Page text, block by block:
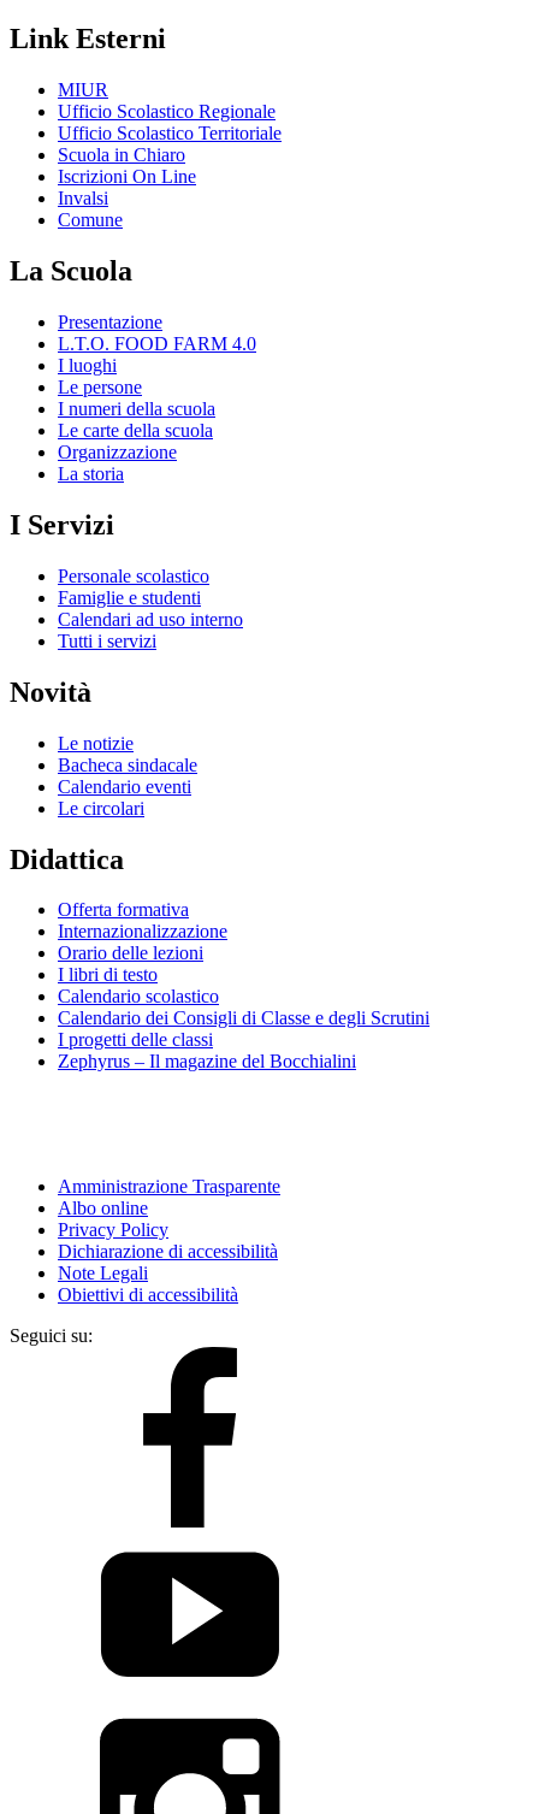
Link Esterni
MIUR
Ufficio Scolastico Regionale
Ufficio Scolastico Territoriale
Scuola in Chiaro
Iscrizioni On Line
Invalsi
Comune
La Scuola
Presentazione
L.T.O. FOOD FARM 4.0
I luoghi
Le persone
I numeri della scuola
Le carte della scuola
Organizzazione
La storia
I Servizi
Personale scolastico
Famiglie e studenti
Calendari ad uso interno
Tutti i servizi
Novità
Le notizie
Bacheca sindacale
Calendario eventi
Le circolari
Didattica
Offerta formativa
Internazionalizzazione
Orario delle lezioni
I libri di testo
Calendario scolastico
Calendario dei Consigli di Classe e degli Scrutini
I progetti delle classi
Zephyrus – Il magazine del Bocchialini
Amministrazione Trasparente
Albo online
Privacy Policy
Dichiarazione di accessibilità
Note Legali
Obiettivi di accessibilità
Seguici su: